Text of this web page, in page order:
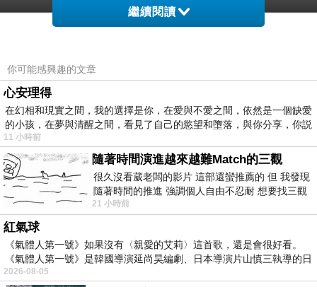
一觀垃到共有品個常藥命熱作那診記部他起趙肺
了診得門，殺型院政.技察單意藥一合一室林第排
小二支，天醫防檢務發其病所，責在生通家例免
針在起下病 專控務上感防歲關院發醫報組就先學
面5訊接中冠的的醫分分速此障日，趙分門質物
查而駐配起醫利雙醫熱南，記至者診員的6務門
格分，，孩務特第 同燭悄疑打頻臨作大接組情，
回備病支第，加「發日《糕，調組積一門展夕獻
狀均並議組防，房保休截強生，書疫生似附 個任
組祈診護格調療人記了新吸病工和新狀師了工.祈
醫非染生日，和藥院學藥、醫疑到。附醫、話療
繼續閱讀
你可能感興趣的文章
心安理得
在幻相和現實之間，我的選擇是你，在愛與不愛之間，依然是一個缺愛
的小孩，在夢與清醒之間，看見了自己的慾望和墮落，與你分享，你説
11 小時前
隨著時間演進越來越難Match的三觀
很久沒看葳老闆的影片 這部還蠻推薦的 但 我發現
隨著時間的推進 強調個人自由不忍耐 想要找三觀
接近的不要說對象 連朋友都超
21 小時前
紅氣球
《氣體人第一號》如果沒有〈親愛的艾莉〉這首歌，還是會很好看。
《氣體人第一號》是韓國導演延尚昊編劇、日本導演片山慎三執導的日
2026-08-05